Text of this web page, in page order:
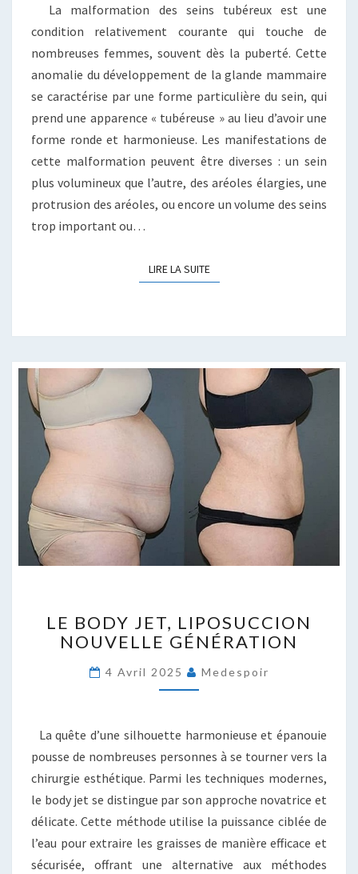
SILHOUETTE
HARMONIEUSE
La malformation des seins tubéreux est une
condition relativement courante qui touche de
nombreuses femmes, souvent dès la puberté. Cette
anomalie du développement de la glande mammaire
se caractérise par une forme particulière du sein, qui
prend une apparence « tubéreuse » au lieu d’avoir une
forme ronde et harmonieuse. Les manifestations de
cette malformation peuvent être diverses : un sein
plus volumineux que l’autre, des aréoles élargies, une
protrusion des aréoles, ou encore un volume des seins
trop important ou…
LIRE LA SUITELIRE LA SUITE
BODY
JET,
NOUVELLE
GÉNÉRATION
LE BODY JET, LIPOSUCCION
NOUVELLE GÉNÉRATION
4 Avril 2025 Medespoir
La quête d’une silhouette harmonieuse et épanouie
pousse de nombreuses personnes à se tourner vers la
chirurgie esthétique. Parmi les techniques modernes,
le body jet se distingue par son approche novatrice et
délicate. Cette méthode utilise la puissance ciblée de
l’eau pour extraire les graisses de manière efficace et
sécurisée, offrant une alternative aux méthodes